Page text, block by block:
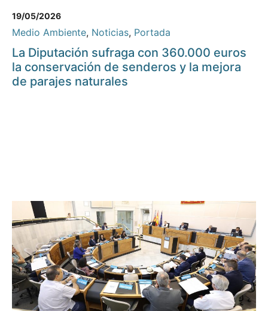
19/05/2026
Medio Ambiente, Noticias, Portada
La Diputación sufraga con 360.000 euros
la conservación de senderos y la mejora
de parajes naturales